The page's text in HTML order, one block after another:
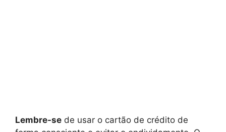
Lembre-se de usar o cartão de crédito de